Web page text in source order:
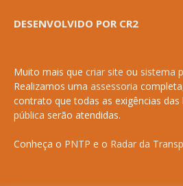
DESENVOLVIDO POR CR2
Muito mais que criar site ou sistema
Realizamos uma assessoria
contrato que todas as exigências das
pública serão atendidas.
Conheça o PNTP e o Radar da